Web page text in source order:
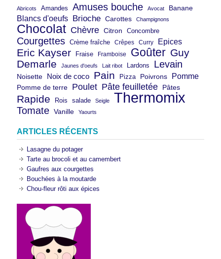
Abricots Amandes Amuses bouche Avocat Banane
Blancs d'oeufs Brioche Carottes Champignons
Chocolat Chèvre Citron Concombre
Courgettes Crème fraîche Crêpes Curry Epices
Eric Kayser Fraise Framboise Goûter Guy
Demarle
Jaunes d'oeufs Lait ribot Lardons Levain
Noisette Noix de coco Pain Pizza Poivrons Pomme
Pomme de terre Poulet Pâte feuilletée Pâtes
Rapide Rois salade Seigle Thermomix
Tomate Vanille Yaourts
ARTICLES RÉCENTS
Lasagne du potager
Tarte au brocoli et au camembert
Gaufres aux courgettes
Bouchées à la moutarde
Chou-fleur rôti aux épices